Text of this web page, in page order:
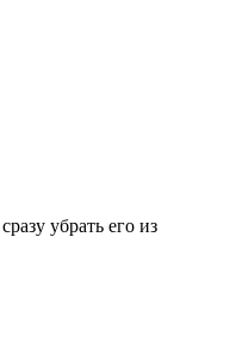
убрать его из